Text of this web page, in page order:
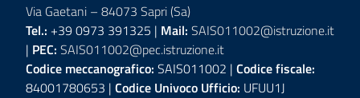
Via Gaetani – 84073 Sapri (Sa)
Tel.: +39 0973 391325 | Mail: SAIS011002@istruzione.it
| PEC: SAIS011002@pec.istruzione.it
Codice meccanografico: SAIS011002 | Codice fiscale:
84001780653 | Codice Univoco Ufficio: UFUU1J